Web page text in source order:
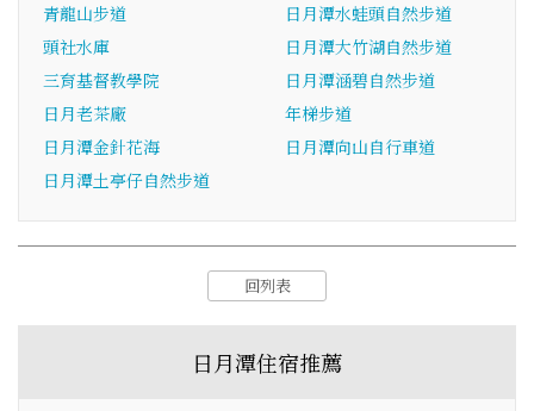
青龍山步道
日月潭水蛙頭自然步道
頭社水庫
日月潭大竹湖自然步道
三育基督教學院
日月潭涵碧自然步道
日月老茶廠
年梯步道
日月潭金針花海
日月潭向山自行車道
日月潭土亭仔自然步道
回列表
日月潭住宿推薦